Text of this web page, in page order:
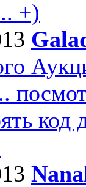
+)
код